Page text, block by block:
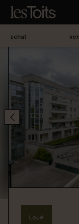
Je loue
Je vends
Notre agence
achat
Loué